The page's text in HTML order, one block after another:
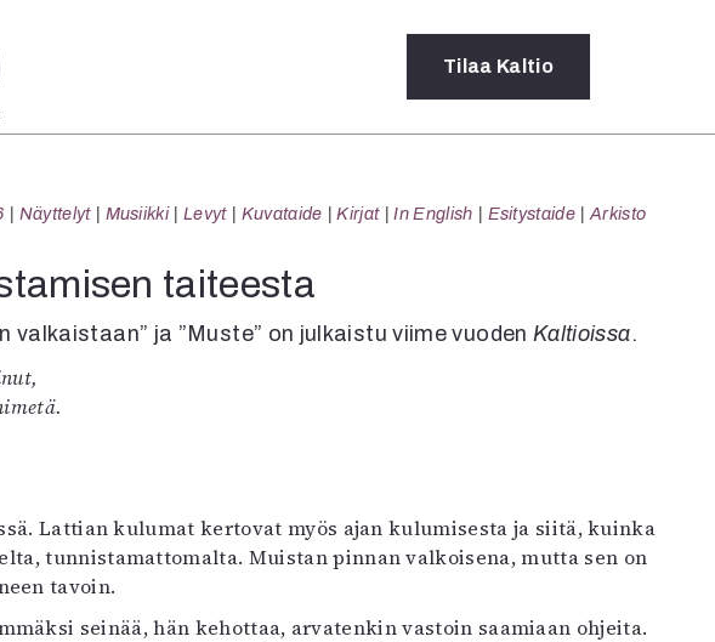
Tilaus ja
Yhteistyössä
Toimitus
Mediatiedot
Tilaa Kaltio
Näyttelyt Musiikki Levyt Kuvataide Kirjat In English Esitystaide Arkisto
taiteesta
ja ”Muste” on julkaistu viime vuoden Kaltioissa.
Lattian kulumat kertovat myös ajan kulumisesta ja siitä, kuinka
tunnistamattomalta. Muistan pinnan valkoisena, mutta sen on
tavoin.
seinää, hän kehottaa, arvatenkin vastoin saamiaan ohjeita.